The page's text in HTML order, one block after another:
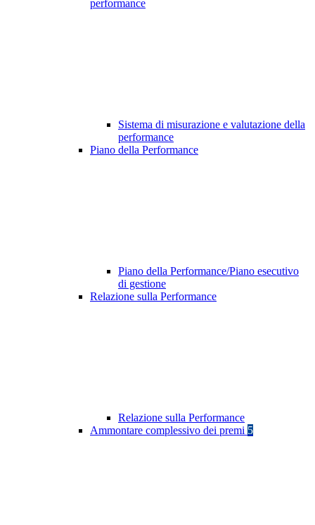
performance
Sistema di misurazione e valutazione della
performance
Piano della Performance
Piano della Performance/Piano esecutivo
di gestione
Relazione sulla Performance
Relazione sulla Performance
Ammontare complessivo dei premi 5